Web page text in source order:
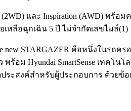
และ Inspiration (AWD) พ
เหลือฉุกเฉิน 5 ปี ไม่จำกัดเลขไมล์(1)
STARGAZER คือหนึ่งในรถค
อม Hyundai SmartSense เทคโ
งค์สำหรับผู้ประกอบการ ด้วยข้อเ